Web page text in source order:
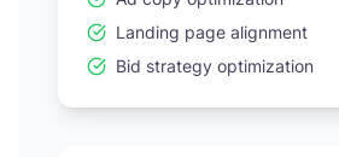
Landing page alignment
Bid strategy optimization